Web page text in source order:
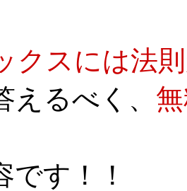
クスには法
えるべく、
です！！